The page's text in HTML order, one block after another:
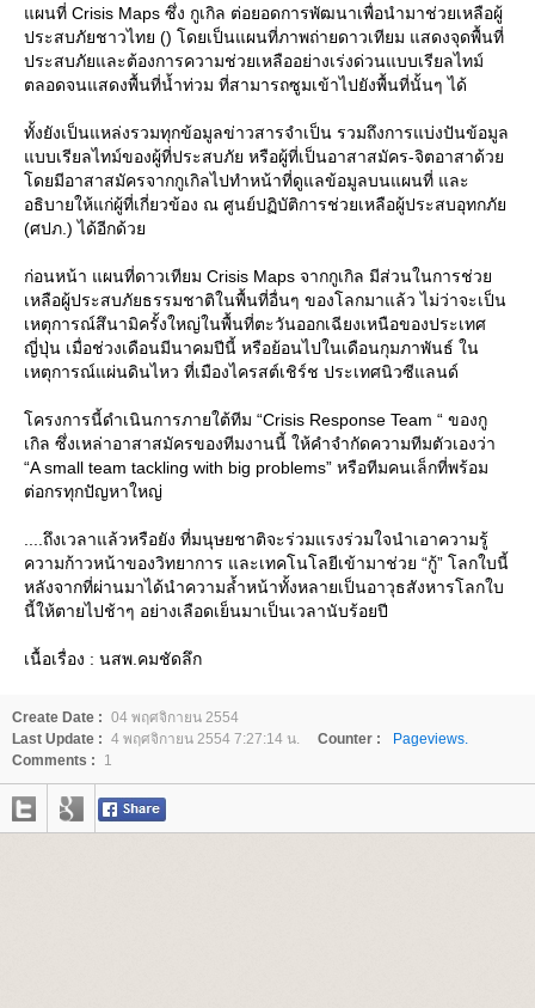
ผนที่ Crisis Maps ซึ่ง กูเกิล ต่อยอดการพัฒนาเพื่อนำมาช่วยเหลือผู้
ประสบภัยชาวไทย () โดยเป็นแผนที่ภาพถ่ายดาวเทียม แสดงจุดพื้นที่
ประสบภัยและต้องการความช่วยเหลืออย่างเร่งด่วนแบบเรียลไทม์
ตลอดจนแสดงพื้นที่น้ำท่วม ที่สามารถซูมเข้าไปยังพื้นที่นั้นๆ ได้
ทั้งยังเป็นแหล่งรวมทุกข้อมูลข่าวสารจำเป็น รวมถึงการแบ่งปันข้อมูล
บบเรียลไทม์ของผู้ที่ประสบภัย หรือผู้ที่เป็นอาสาสมัคร-จิตอาสาด้ว
ดยมีอาสาสมัครจากกูเกิลไปทำหน้าที่ดูแลข้อมูลบนแผนที่ และ
อธิบายให้แก่ผู้ที่เกี่ยวข้อง ณ ศูนย์ปฏิบัติการช่วยเหลือผู้ประสบอุทกภั
(ศปภ.) ได้อีกด้ว
ก่อนหน้า แผนที่ดาวเทียม Crisis Maps จากกูเกิล มีส่วนในการช่ว
เหลือผู้ประสบภัยธรรมชาติในพื้นที่อื่นๆ ของโลกมาแล้ว ไม่ว่าจะเป็น
เหตุการณ์สึนามิครั้งใหญ่ในพื้นที่ตะวันออกเฉียงเหนือของประเทศ
ญี่ปุ่น เมื่อช่วงเดือนมีนาคมปีนี้ หรือย้อนไปในเดือนกุมภาพันธ์ ใน
เหตุการณ์แผ่นดินไหว ที่เมืองไครสต์เชิร์ช ประเทศนิวซีแลนด์
ครงการนี้ดำเนินการภายใต้ทีม “Crisis Response Team “ ของกู
เกิล ซึ่งเหล่าอาสาสมัครของทีมงานนี้ ให้คำจำกัดความทีมตัวเองว่า
“A small team tackling with big problems” หรือทีมคนเล็กที่พร้อม
ต่อกรทุกปัญหาใหญ่
....ถึงเวลาแล้วหรือยัง ที่มนุษยชาติจะร่วมแรงร่วมใจนำเอาความรู้
ความก้าวหน้าของวิทยาการ และเทคโนโลยีเข้ามาช่วย “กู้” โลกใบนี้
หลังจากที่ผ่านมาได้นำความล้ำหน้าทั้งหลายเป็นอาวุธสังหารโลกใบ
นี้ให้ตายไปช้าๆ อย่างเลือดเย็นมาเป็นเวลานับร้อยปี
เนื้อเรื่อง : นสพ.คมชัดลึก
Create Date : 04 พฤศจิกายน 2554
Last Update : 4 พฤศจิกายน 2554 7:27:14 น. Counter :
Pageviews.
Comments :
1